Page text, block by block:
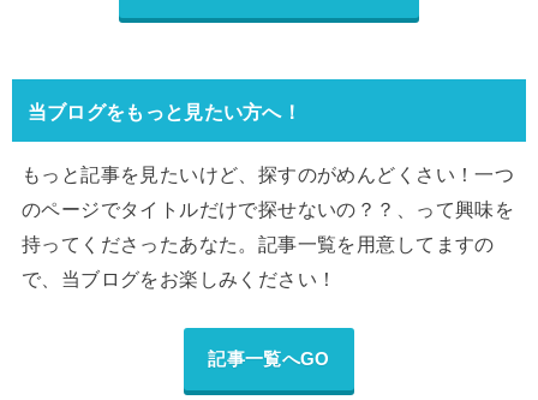
当ブログをもっと見たい方へ！
もっと記事を見たいけど、探すのがめんどくさい！一つ
のページでタイトルだけで探せないの？？、って興味を
持ってくださったあなた。記事一覧を用意してますの
で、当ブログをお楽しみください！
記事一覧へGO